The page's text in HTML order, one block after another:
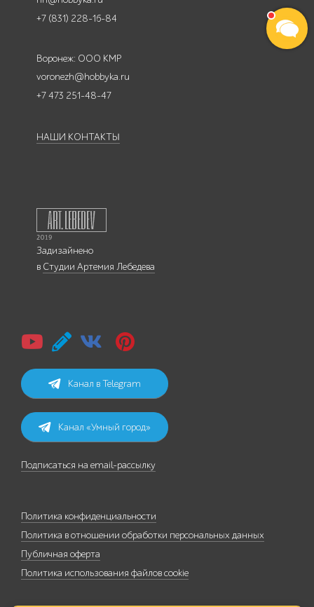
+7 (831) 228-16-84
Воронеж: ООО КМР
voronezh@hobbyka.ru
+7 473 251-48-47
НАШИ КОНТАКТЫ
Задизайнено
в Студии Артемия Лебедева
Канал в Telegram
Канал «Умный город»
Подписаться на email-рассылку
Политика конфиденциальности
Политика в отношении обработки персональных данных
Публичная оферта
Политика использования файлов cookie